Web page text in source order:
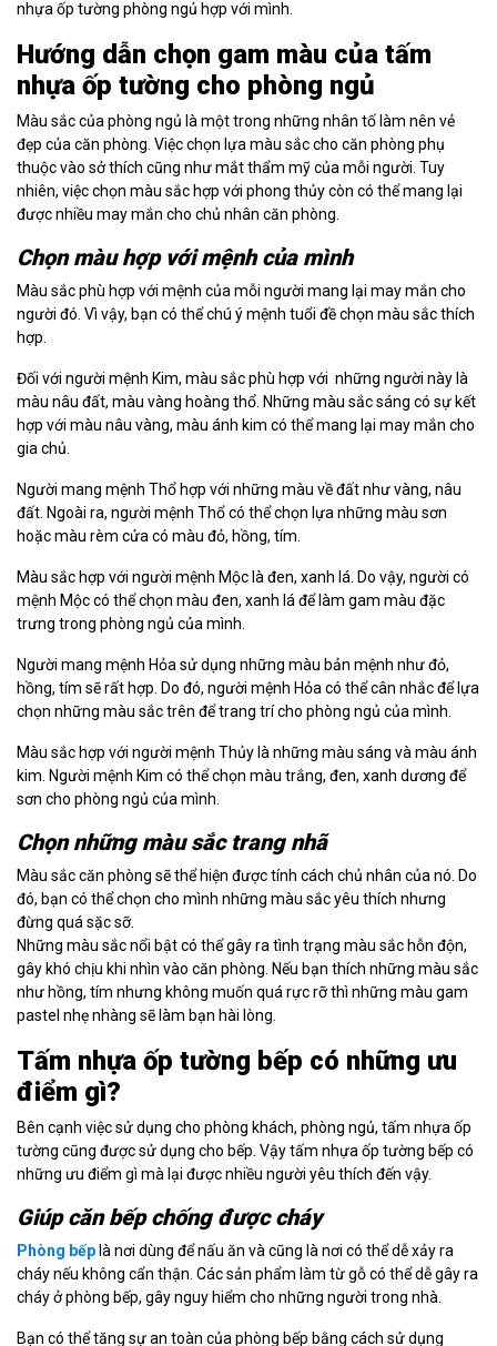
nhựa ốp tường phòng ngủ hợp với mình.
Hướng dẫn chọn gam màu của tấm
nhựa ốp tường cho phòng ngủ
Màu sắc của phòng ngủ là một trong những nhân tố làm nên vẻ
đẹp của căn phòng. Việc chọn lựa màu sắc cho căn phòng phụ
thuộc vào sở thích cũng như mắt thẩm mỹ của mỗi người. Tuy
nhiên, việc chọn màu sắc hợp với phong thủy còn có thể mang lại
được nhiều may mắn cho chủ nhân căn phòng.
Chọn màu hợp với mệnh của mình
Màu sắc phù hợp với mệnh của mỗi người mang lại may mắn cho
người đó. Vì vậy, bạn có thể chú ý mệnh tuổi đề chọn màu sắc thích
hợp.
Đối với người mệnh Kim, màu sắc phù hợp với những người này là
màu nâu đất, màu vàng hoàng thổ. Những màu sắc sáng có sự kết
hợp với màu nâu vàng, màu ánh kim có thể mang lại may mắn cho
gia chủ.
Người mang mệnh Thổ hợp với những màu về đất như vàng, nâu
đất. Ngoài ra, người mệnh Thổ có thể chọn lựa những màu sơn
hoặc màu rèm cửa có màu đỏ, hồng, tím.
Màu sắc hợp với người mệnh Mộc là đen, xanh lá. Do vậy, người có
mệnh Mộc có thể chọn màu đen, xanh lá để làm gam màu đặc
trưng trong phòng ngủ của mình.
Người mang mệnh Hỏa sử dụng những màu bản mệnh như đỏ,
hồng, tím sẽ rất hợp. Do đó, người mệnh Hỏa có thể cân nhắc để lựa
chọn những màu sắc trên để trang trí cho phòng ngủ của mình.
Màu sắc hợp với người mệnh Thủy là những màu sáng và màu ánh
kim. Người mệnh Kim có thể chọn màu trắng, đen, xanh dương để
sơn cho phòng ngủ của mình.
Chọn những màu sắc trang nhã
Màu sắc căn phòng sẽ thể hiện được tính cách chủ nhân của nó. Do
đó, bạn có thể chọn cho mình những màu sắc yêu thích nhưng
đừng quá sặc sỡ.
Những màu sắc nổi bật có thể gây ra tình trạng màu sắc hỗn độn,
gây khó chịu khi nhìn vào căn phòng. Nếu bạn thích những màu sắc
như hồng, tím nhưng không muốn quá rực rỡ thì những màu gam
pastel nhẹ nhàng sẽ làm bạn hài lòng.
Tấm nhựa ốp tường bếp có những ưu
điểm gì?
Bên cạnh việc sử dụng cho phòng khách, phòng ngủ, tấm nhựa ốp
tường cũng được sử dụng cho bếp. Vậy tấm nhựa ốp tường bếp có
những ưu điểm gì mà lại được nhiều người yêu thích đến vậy.
Giúp căn bếp chống được cháy
Phòng bếp là nơi dùng để nấu ăn và cũng là nơi có thể dễ xảy ra
cháy nếu không cẩn thận. Các sản phẩm làm từ gỗ có thể dễ gây ra
cháy ở phòng bếp, gây nguy hiểm cho những người trong nhà.
Bạn có thể tăng sự an toàn của phòng bếp bằng cách sử dụng